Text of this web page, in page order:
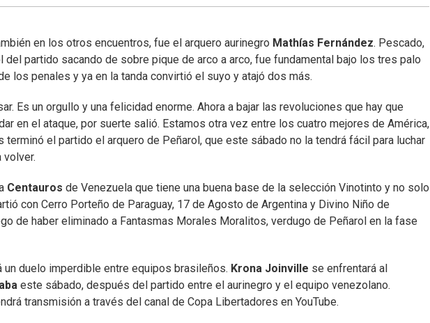
en los otros encuentros, fue el arquero aurinegro Mathías Fernández. Pescado,
del partido sacando de sobre pique de arco a arco, fue fundamental bajo los tres palo
los penales y ya en la tanda convirtió el suyo y atajó dos más.
Es un orgullo y una felicidad enorme. Ahora a bajar las revoluciones que hay que
en el ataque, por suerte salió. Estamos otra vez entre los cuatro mejores de América,
terminó el partido el arquero de Peñarol, que este sábado no la tendrá fácil para luchar
volver.
Centauros de Venezuela que tiene una buena base de la selección Vinotinto y no solo
con Cerro Porteño de Paraguay, 17 de Agosto de Argentina y Divino Niño de
de haber eliminado a Fantasmas Morales Moralitos, verdugo de Peñarol en la fase
un duelo imperdible entre equipos brasileños. Krona Joinville se enfrentará al
este sábado, después del partido entre el aurinegro y el equipo venezolano.
transmisión a través del canal de Copa Libertadores en YouTube.